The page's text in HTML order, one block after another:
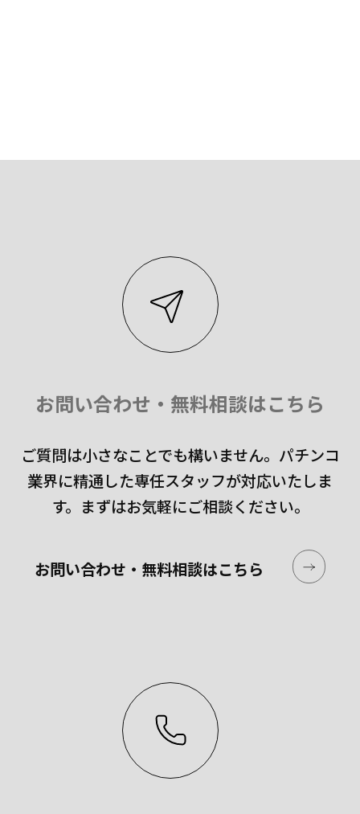
お問い合わせ・無料相談はこちら
ご質問は小さなことでも構いません。 パチンコ
業界に精通した専任スタッフが対応いたしま
す。 まずはお気軽にご相談ください。
お問い合わせ・無料相談はこちら